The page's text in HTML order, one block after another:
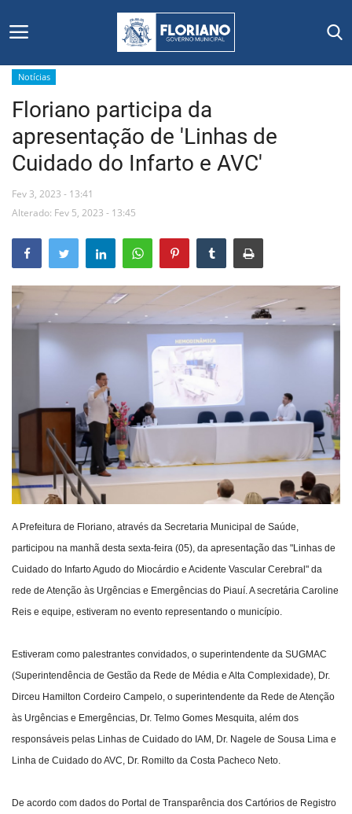
Início
Editais
Floriano
Mural de Licitações
Notícias
Vídeos
Contato
Notícias
Floriano participa da
apresentação de 'Linhas de
Cuidado do Infarto e AVC'
Fev 3, 2023 - 13:41
Alterado: Fev 5, 2023 - 13:45
A Prefeitura de Floriano, através da Secretaria Municipal de Saúde,
participou na manhã desta sexta-feira (05), da apresentação das "Linhas de
Cuidado do Infarto Agudo do Miocárdio e Acidente Vascular Cerebral" da
rede de Atenção às Urgências e Emergências do Piauí. A secretária Caroline
Reis e equipe, estiveram no evento representando o município.
Estiveram como palestrantes convidados, o superintendente da SUGMAC
(Superintendência de Gestão da Rede de Média e Alta Complexidade), Dr.
Dirceu Hamilton Cordeiro Campelo, o superintendente da Rede de Atenção
às Urgências e Emergências, Dr. Telmo Gomes Mesquita, além dos
responsáveis pelas Linhas de Cuidado do IAM, Dr. Nagele de Sousa Lima e
Linha de Cuidado do AVC, Dr. Romilto da Costa Pacheco Neto.
De acordo com dados do Portal de Transparência dos Cartórios de Registro